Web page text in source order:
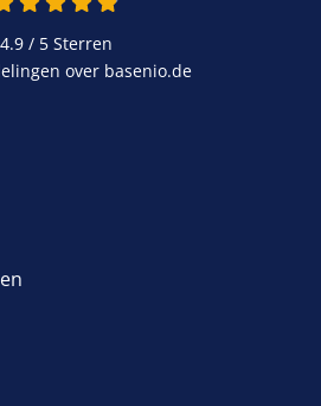
4.9 / 5Sterren
over basenio.de